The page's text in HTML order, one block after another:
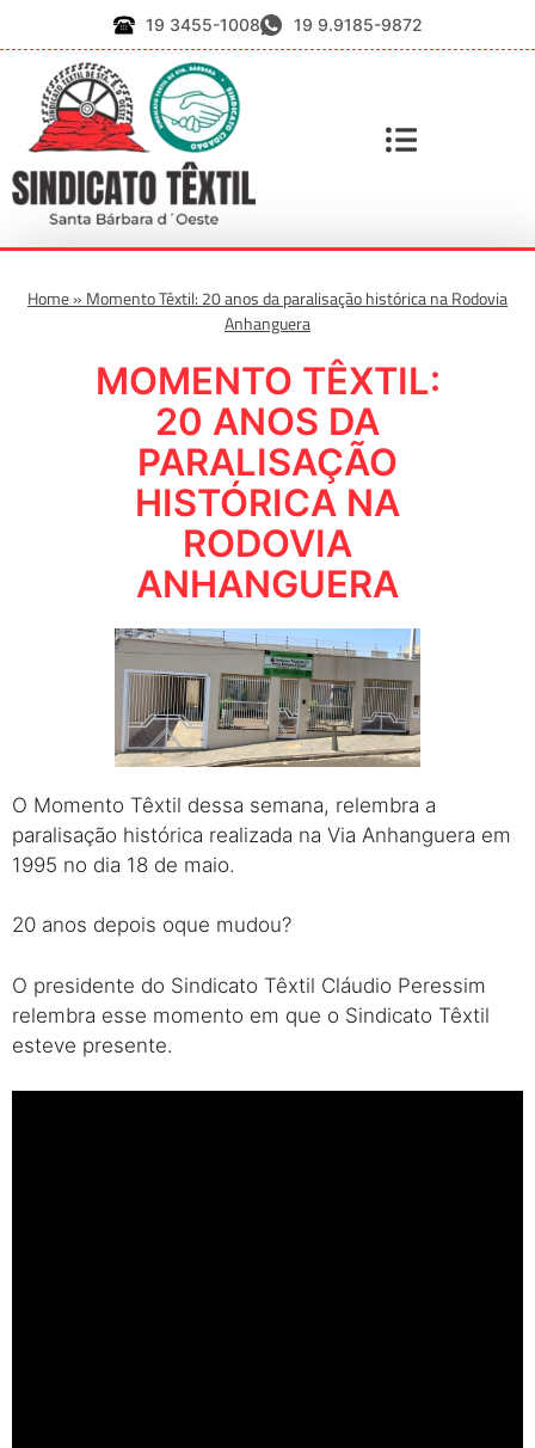
19 3455-1008 19 9.9185-9872
Home» Momento Têxtil: 20 anos da paralisação histórica na Rodovia
Anhanguera
MOMENTO TÊXTIL:
20 ANOS DA
PARALISAÇÃO
HISTÓRICA NA
RODOVIA
ANHANGUERA
O Momento Têxtil dessa semana, relembra a
paralisação histórica realizada na Via Anhanguera em
1995 no dia 18 de maio.
20 anos depois oque mudou?
O presidente do Sindicato Têxtil Cláudio Peressim
relembra esse momento em que o Sindicato Têxtil
esteve presente.